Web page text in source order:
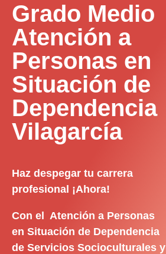
Grado Medio
Atención a
Personas en
Situación de
Dependencia
Vilagarcía
Haz despegar tu carrera
profesional ¡Ahora!
Con el Atención a Personas
en Situación de Dependencia
de Servicios Socioculturales y